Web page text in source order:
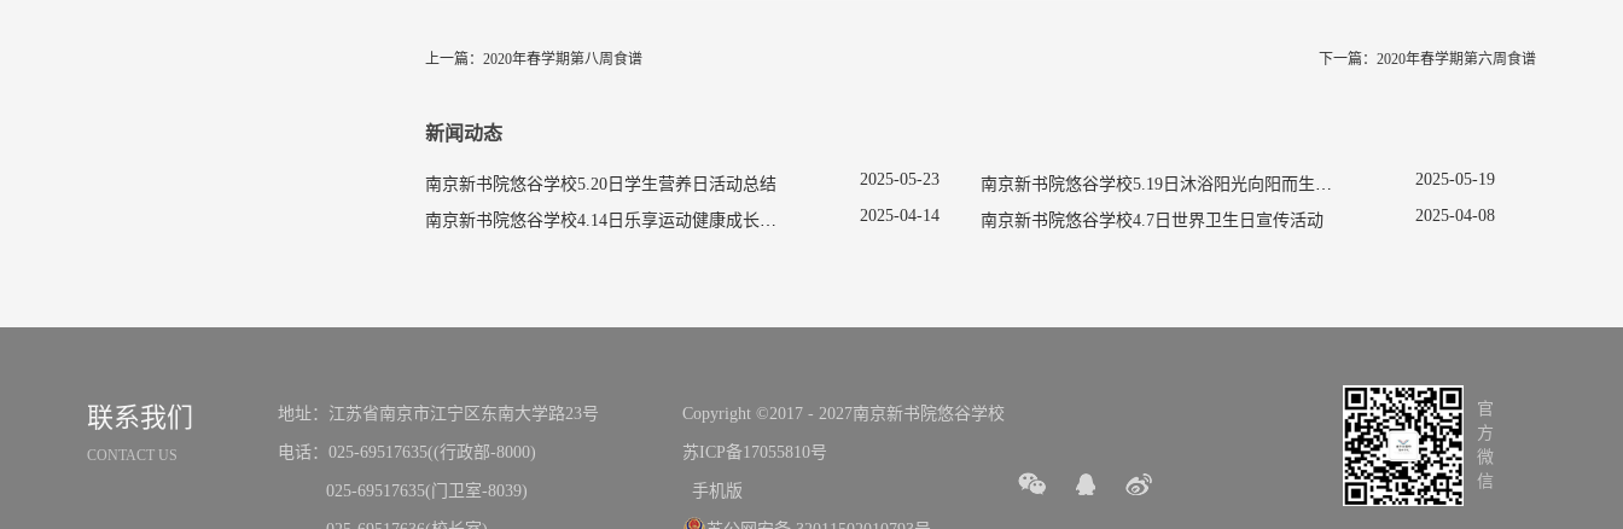
上一篇： 2020年春学期第八周食谱 下一篇： 2020年春学期第六周食谱
新闻动态
南京新书院悠谷学校5.20日学生营养日活动总结 2025-05-23 南京新书院悠谷学校5.19日沐浴阳光向阳而生促进心理健康主题活动 2025-05-19
南京新书院悠谷学校4.14日乐享运动健康成长宣传活动 2025-04-14 南京新书院悠谷学校4.7日世界卫生日宣传活动 2025-04-08
联系我们
CONTACT US
地址：江苏省南京市江宁区东南大学路23号
电话：025-69517635((行政部-8000)
025-69517635(门卫室-8039)
Copyright ©2017 - 2027南京新书院悠谷学校
苏ICP备17055810号
手机版
官
方
微
信